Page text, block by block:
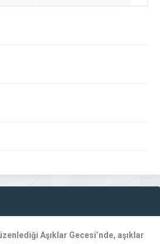
Aşıklar Gecesi’nde, aşıklar